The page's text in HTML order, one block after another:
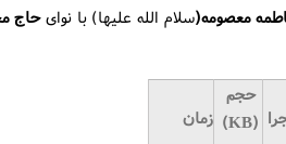
معصومه(سلام الله علیها) با نوایحاج
حجم
(KB)
زمان